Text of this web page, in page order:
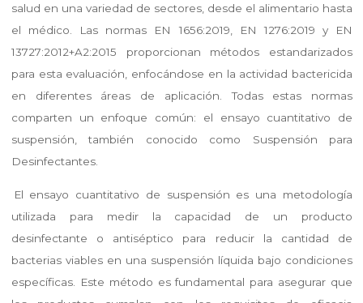
salud en una variedad de sectores, desde el alimentario hasta
el médico. Las normas EN 1656:2019, EN 1276:2019 y EN
13727:2012+A2:2015 proporcionan métodos estandarizados
para esta evaluación, enfocándose en la actividad bactericida
en diferentes áreas de aplicación. Todas estas normas
comparten un enfoque común: el ensayo cuantitativo de
suspensión, también conocido como Suspensión para
Desinfectantes.
El ensayo cuantitativo de suspensión es una metodología
utilizada para medir la capacidad de un producto
desinfectante o antiséptico para reducir la cantidad de
bacterias viables en una suspensión líquida bajo condiciones
específicas. Este método es fundamental para asegurar que